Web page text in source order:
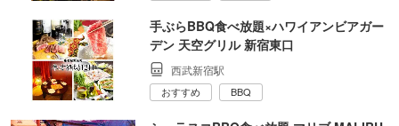
手ぶらBBQ食べ放題×ハワイアンビアガー
デン 天空グリル 新宿東口
西武新宿駅
おすすめ BBQ